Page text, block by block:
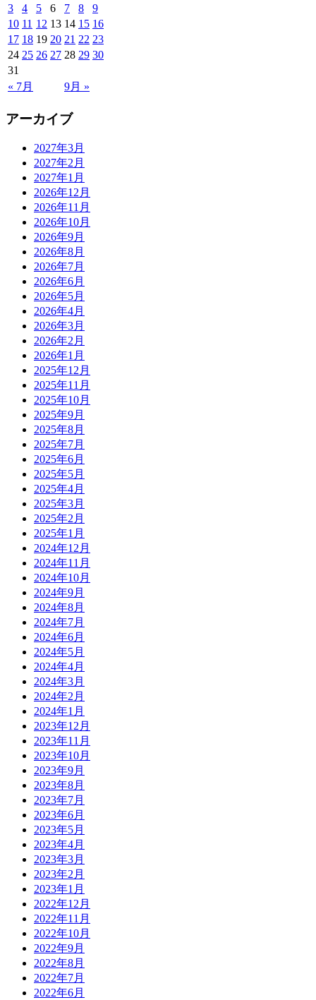
« 7月 9月 »
3
4 5 6 7 8
9
10 11 12 13 14 15 16
17 18 19 20 21 22 23
24 25 26 27 28 29 30
31
アーカイブ
2027年3月
2027年2月
2027年1月
2026年12月
2026年11月
2026年10月
2026年9月
2026年8月
2026年7月
2026年6月
2026年5月
2026年4月
2026年3月
2026年2月
2026年1月
2025年12月
2025年11月
2025年10月
2025年9月
2025年8月
2025年7月
2025年6月
2025年5月
2025年4月
2025年3月
2025年2月
2025年1月
2024年12月
2024年11月
2024年10月
2024年9月
2024年8月
2024年7月
2024年6月
2024年5月
2024年4月
2024年3月
2024年2月
2024年1月
2023年12月
2023年11月
2023年10月
2023年9月
2023年8月
2023年7月
2023年6月
2023年5月
2023年4月
2023年3月
2023年2月
2023年1月
2022年12月
2022年11月
2022年10月
2022年9月
2022年8月
2022年7月
2022年6月